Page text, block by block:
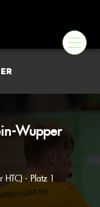
Wupper
- Platz 1